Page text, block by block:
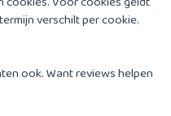
verschilt per cookie.
ook. Want reviews helpen